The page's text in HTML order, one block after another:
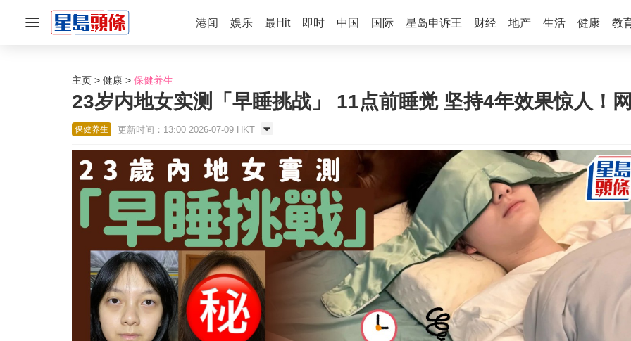
港闻 娱乐 最Hit 即时 中国 国际 星岛申诉王 财经 地产 生活 健康 教
主页 健康 保健养生
23岁内地女实测「早睡挑战」 11点前睡觉 坚持4年效果惊人！
保健养生 更新时间：13:00 2026-07-09 HKT